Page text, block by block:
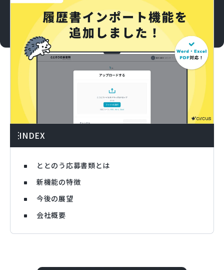
INDEX
ととのう応募書類とは
新機能の特徴
今後の展望
会社概要